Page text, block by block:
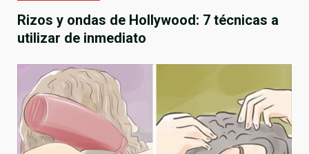
Rizos y ondas de Hollywood: 7 técnicas a
utilizar de inmediato